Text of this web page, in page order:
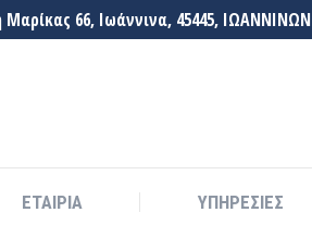
66, Ιωάννινα, 45445, ΙΩΑΝΝΙΝΩΝ
ΕΤΑΙΡΙΑ ΥΠΗΡΕΣΙΕΣ
ΕΤΑΙΡΙΑ ΥΠΗΡΕΣΙΕΣ